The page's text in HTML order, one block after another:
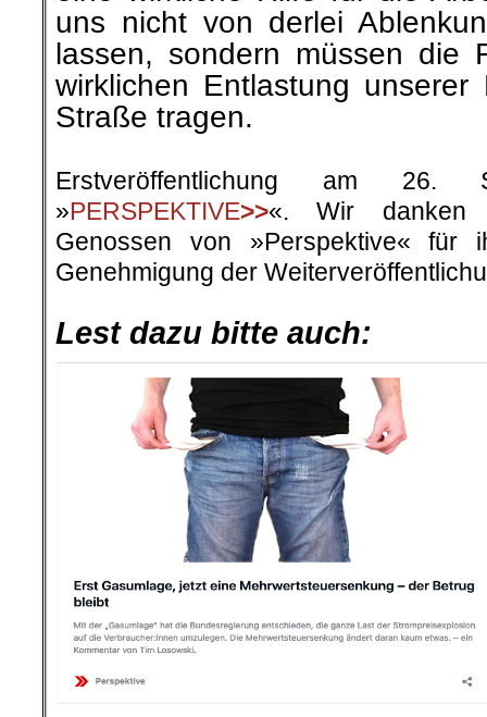
uns nicht von derlei
lassen, sondern müssen die
wirklichen Entlastung
Straße tragen.
Erstveröffentlichung am 26.
»PERSPEKTIVE>>«. Wir danken
Genossen von »Perspektive« für
Genehmigung der
Lest dazu bitte auch: